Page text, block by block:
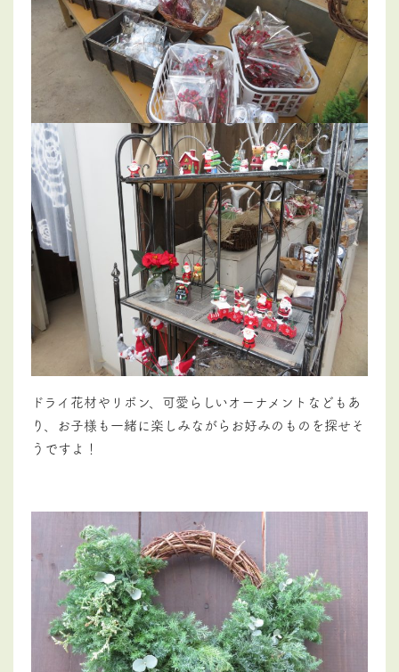
ドライ花材やリボン、可愛らしいオーナメントなどもあ
り、お子様も一緒に楽しみながらお好みのものを探せそ
うですよ！